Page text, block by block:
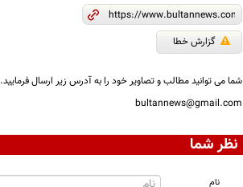
گزارش خطا
شما می توانید مطالب و تصاویر خود را به آدرس زیر ارسال فرمایید.
bultannews@gmail.com
نظر شما
نام